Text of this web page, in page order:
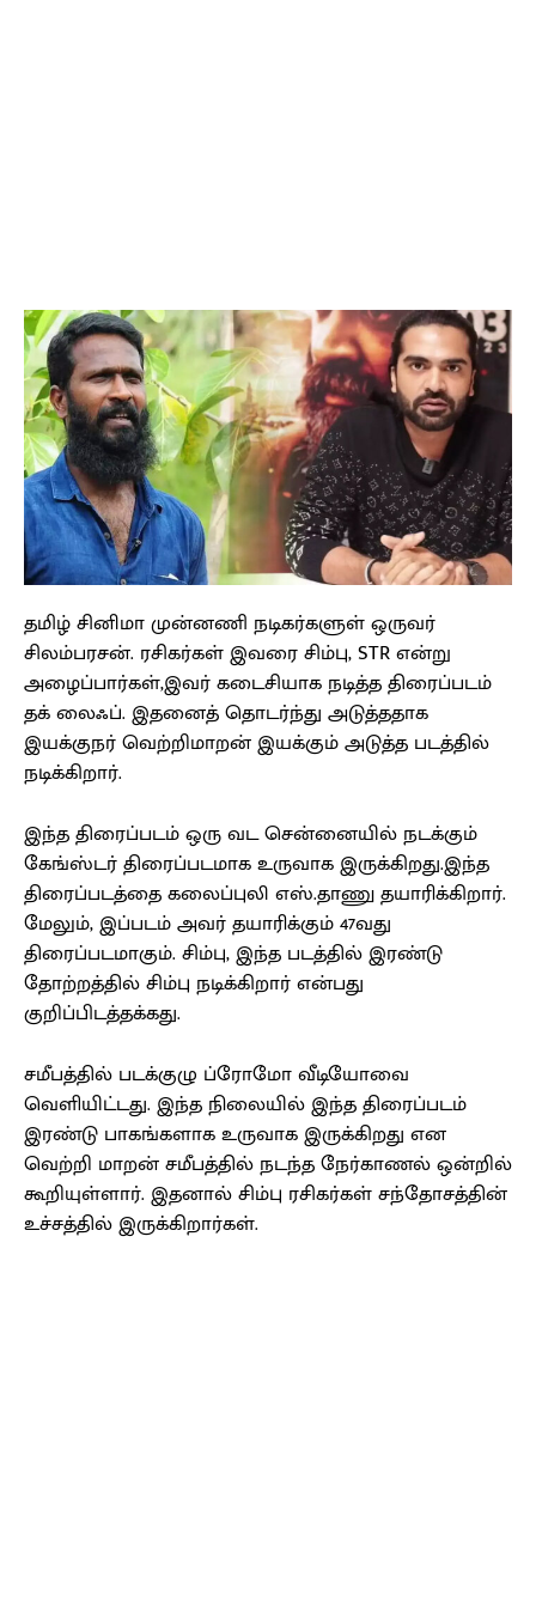
தமிழ் சினிமா முன்னணி நடிகர்களுள் ஒருவர்
சிலம்பரசன். ரசிகர்கள் இவரை சிம்பு, STR என்று
அழைப்பார்கள்,இவர் கடைசியாக நடித்த திரைப்படம்
தக் லைஃப். இதனைத் தொடர்ந்து அடுத்ததாக
இயக்குநர் வெற்றிமாறன் இயக்கும் அடுத்த படத்தில்
நடிக்கிறார்.
இந்த திரைப்படம் ஒரு வட சென்னையில் நடக்கும்
கேங்ஸ்டர் திரைப்படமாக உருவாக இருக்கிறது.இந்த
திரைப்படத்தை கலைப்புலி எஸ்.தாணு தயாரிக்கிறார்.
மேலும், இப்படம் அவர் தயாரிக்கும் 47வது
திரைப்படமாகும். சிம்பு, இந்த படத்தில் இரண்டு
தோற்றத்தில் சிம்பு நடிக்கிறார் என்பது
குறிப்பிடத்தக்கது.
சமீபத்தில் படக்குழு ப்ரோமோ வீடியோவை
வெளியிட்டது. இந்த நிலையில் இந்த திரைப்படம்
இரண்டு பாகங்களாக உருவாக இருக்கிறது என
வெற்றி மாறன் சமீபத்தில் நடந்த நேர்காணல் ஒன்றில்
கூறியுள்ளார். இதனால் சிம்பு ரசிகர்கள் சந்தோசத்தின்
உச்சத்தில் இருக்கிறார்கள்.